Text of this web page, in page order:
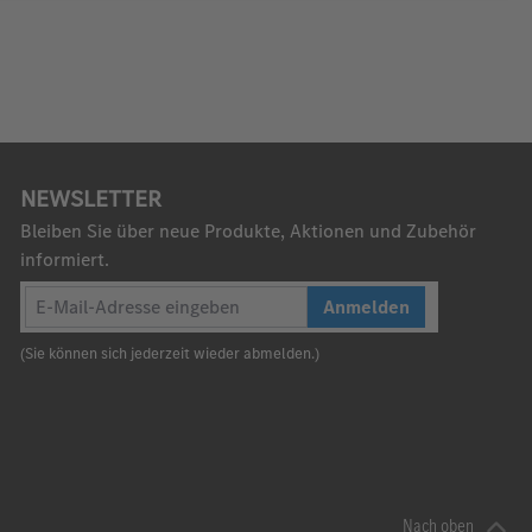
NEWSLETTER
Bleiben Sie über neue Produkte, Aktionen und Zubehör
informiert.
Anmelden
(Sie können sich jederzeit wieder abmelden.)
Nach oben